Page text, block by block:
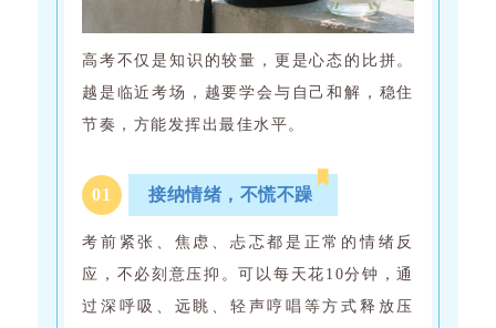
高考不仅是知识的较量，更是心态的比拼。
越是临近考场，越要学会与自己和解，稳住
节奏，方能发挥出最佳水平。
01 接纳情绪，不慌不躁
考前紧张、焦虑、忐忑都是正常的情绪反
应，不必刻意压抑。可以每天花10分钟，通
过深呼吸、远眺、轻声哼唱等方式释放压